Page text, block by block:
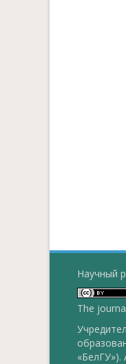
Научный
The
«БелГУ»).